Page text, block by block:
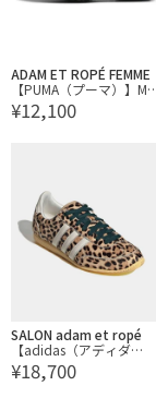
ADAM ET ROPÉ FEMME
【PUMA（プーマ）】MO
STRO MOVE VENUS WNS
¥12,100
SALON adam et ropé
【adidas（アディダ
ス）】JAPAN W / ジャパ
¥18,700